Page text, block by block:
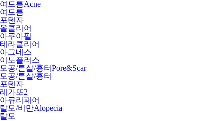
여드름Acne
여드름
포텐자
올클리어
아쿠아필
테라클리어
아그네스
이노플러스
모공/튼살/흉터Pore&Scar
모공/튼살/흉터
포텐자
레가또2
아큐리페어
탈모/비만Alopecia
탈모